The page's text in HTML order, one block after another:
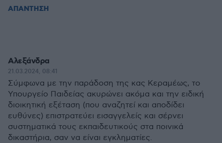
ΑΠΑΝΤΗΣΗ
Αλεξάνδρα
21.03.2024, 08:41
Σύμφωνα με την παράδοση της κας Κεραμέως, το
Υπουργείο Παιδείας ακυρώνει ακόμα και την ειδική
διοικητική εξέταση (που αναζητεί και αποδίδει
ευθύνες) επιστρατεύει εισαγγελείς και σέρνει
συστηματικά τους εκπαιδευτικούς στα ποινικά
δικαστήρια, σαν να είναι εγκληματίες.